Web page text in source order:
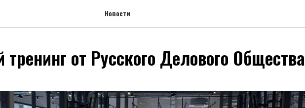
Новости
от Русского Делового Общества